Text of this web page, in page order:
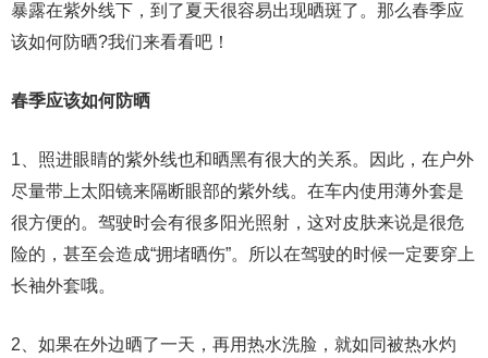
暴露在紫外线下，到了夏天很容易出现晒斑了。那么春季应
该如何防晒?我们来看看吧！
春季应该如何防晒
1、照进眼睛的紫外线也和晒黑有很大的关系。因此，在户外
尽量带上太阳镜来隔断眼部的紫外线。在车内使用薄外套是
很方便的。驾驶时会有很多阳光照射，这对皮肤来说是很危
险的，甚至会造成“拥堵晒伤”。所以在驾驶的时候一定要穿上
长袖外套哦。
2、如果在外边晒了一天，再用热水洗脸，就如同被热水灼